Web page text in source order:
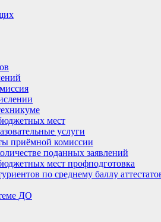
мест
услуги
приёмной комиссии
поданных заявлений
мест профподготовка
по среднему баллу
ДО